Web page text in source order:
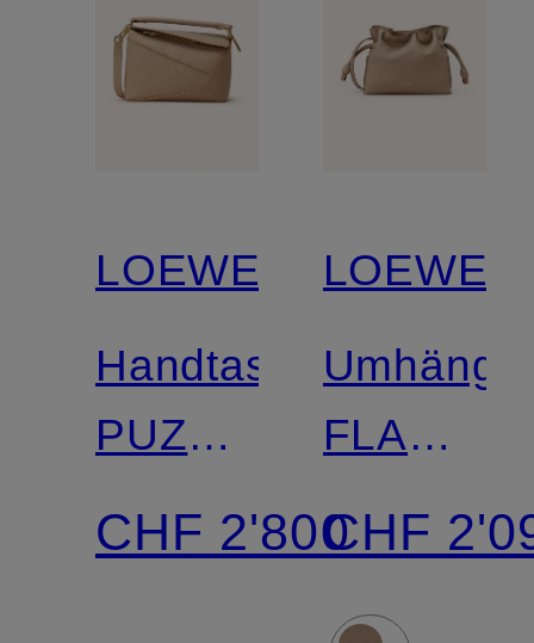
LOEWE
Handtasche
PUZZLE
EDGE
SMALL
CHF 2'800
LOEWE
MINI
CHF